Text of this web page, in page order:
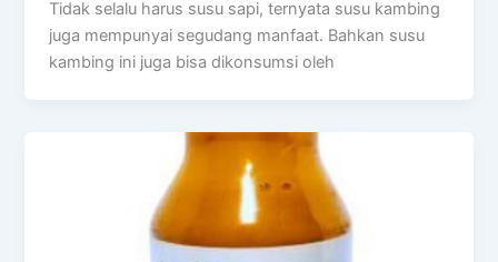
Tidak selalu harus susu sapi, ternyata susu kambing
juga mempunyai segudang manfaat. Bahkan susu
kambing ini juga bisa dikonsumsi oleh